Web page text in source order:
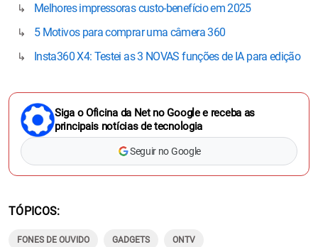
Melhores impressoras custo-benefício em 2025
5 Motivos para comprar uma câmera 360
Insta360 X4: Testei as 3 NOVAS funções de IA para edição
Siga o Oficina da Net no Google e receba as
principais notícias de tecnologia
Seguir no Google
TÓPICOS
FONES DE OUVIDO GADGETS ONTV